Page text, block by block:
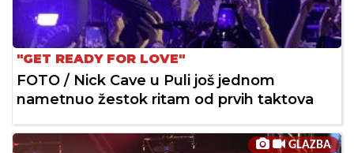
"GET READY FOR LOVE"
FOTO / Nick Cave u Puli još jednom
nametnuo žestok ritam od prvih taktova
GLAZBA